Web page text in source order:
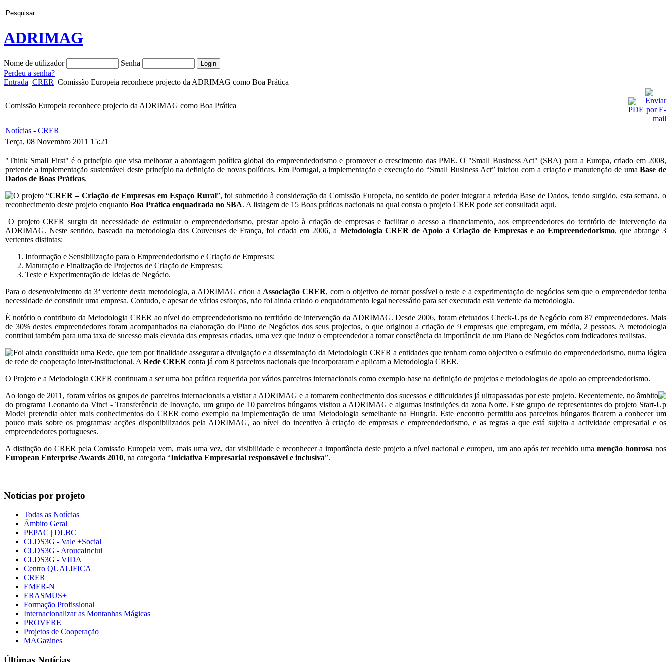
ADRIMAG
Nome de utilizador
Senha
Perdeu a senha?
Entrada CRER Comissão Europeia reconhece projecto da ADRIMAG como Boa Prática
Comissão Europeia reconhece projecto da ADRIMAG como Boa Prática
Notícias - CRER
Terça, 08 Novembro 2011 15:21
"Think Small First" é o princípio que visa melhorar a abordagem política global do empreendedorismo e promover o crescimento das PME. O "Small Business Act" (SBA) para a Europa, criado em 2008,
pretende a implementação sustentável deste princípio na definição de novas políticas. Em Portugal, a implementação e execução do “Small Business Act” iniciou com a criação e manutenção de umaBase de
Dados de Boas Práticas.
O projeto “CRER – Criação de Empresas em Espaço Rural”, foi submetido à consideração da Comissão Europeia, no sentido de poder integrar a referida Base de Dados, tendo surgido, esta semana, o
reconhecimento deste projeto enquanto Boa Prática enquadrada no SBA. A listagem de 15 Boas práticas nacionais na qual consta o projeto CRER pode ser consultada aqui.
O projeto CRER surgiu da necessidade de estimular o empreendedorismo, prestar apoio à criação de empresas e facilitar o acesso a financiamento, aos empreendedores do território de intervenção da
ADRIMAG. Neste sentido, baseada na metodologia das Couveuses de França, foi criada em 2006, a Metodologia CRER de Apoio à Criação de Empresas e ao Empreendedorismo, que abrange 3
vertentes distintas:
Informação e Sensibilização para o Empreendedorismo e Criação de Empresas;
Maturação e Finalização de Projectos de Criação de Empresas;
Teste e Experimentação de Ideias de Negócio.
Para o desenvolvimento da 3ª vertente desta metodologia, a ADRIMAG criou a Associação CRER, com o objetivo de tornar possível o teste e a experimentação de negócios sem que o empreendedor tenha
necessidade de constituir uma empresa. Contudo, e apesar de vários esforços, não foi ainda criado o enquadramento legal necessário para ser executada esta vertente da metodologia.
É notório o contributo da Metodologia CRER ao nível do empreendedorismo no território de intervenção da ADRIMAG. Desde 2006, foram efetuados Check-Ups de Negócio com 87 empreendedores. Mais
de 30% destes empreendedores foram acompanhados na elaboração do Plano de Negócios dos seus projectos, o que originou a criação de 9 empresas que empregam, em média, 2 pessoas. A metodologia
contribui também para uma taxa de sucesso mais elevada das empresas criadas, uma vez que induz o empreendedor a tomar consciência da importância de um Plano de Negócios com indicadores realistas.
Foi ainda constituída uma Rede, que tem por finalidade assegurar a divulgação e a disseminação da Metodologia CRER a entidades que tenham como objectivo o estímulo do empreendedorismo, numa lógica
de rede de cooperação inter-institucional. A Rede CRER conta já com 8 parceiros nacionais que incorporaram e aplicam a Metodologia CRER.
O Projeto e a Metodologia CRER continuam a ser uma boa prática requerida por vários parceiros internacionais como exemplo base na definição de projetos e metodologias de apoio ao empreendedorismo.
Ao longo de 2011, foram vários os grupos de parceiros internacionais a visitar a ADRIMAG e a tomarem conhecimento dos sucessos e dificuldades já ultrapassadas por este projeto. Recentemente, no âmbito
do programa Leonardo da Vinci - Transferência de Inovação, um grupo de 10 parceiros húngaros visitou a ADRIMAG e algumas instituições da zona Norte. Este grupo de representantes do projeto Start-Up
Model pretendia obter mais conhecimentos do CRER como exemplo na implementação de uma Metodologia semelhante na Hungria. Este encontro permitiu aos parceiros húngaros ficarem a conhecer um
pouco mais sobre os programas/ acções disponibilizados pela ADRIMAG, ao nível do incentivo à criação de empresas e empreendedorismo, e as regras a que está sujeita a actividade empresarial e os
empreendedores portugueses.
A distinção do CRER pela Comissão Europeia vem, mais uma vez, dar visibilidade e reconhecer a importância deste projeto a nível nacional e europeu, um ano após ter recebido uma menção honrosa nos
European Enterprise Awards 2010, na categoria “Iniciativa Empresarial responsável e inclusiva”.
Notícias por projeto
Todas as Notícias
Âmbito Geral
PEPAC | DLBC
CLDS3G - Vale +Social
CLDS3G - AroucaInclui
CLDS3G - VIDA
Centro QUALIFICA
CRER
EMER-N
ERASMUS+
Formação Profissional
Internacionalizar as Montanhas Mágicas
PROVERE
Projetos de Cooperação
MAGazines